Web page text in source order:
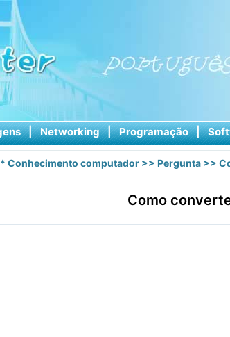
| Networking | Programação |
* Conhecimento computador >> Pergunta >>
Como